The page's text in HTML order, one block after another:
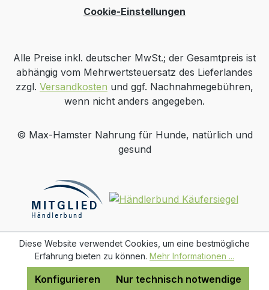
Cookie-Einstellungen
Alle Preise inkl. deutscher MwSt.; der Gesamtpreis ist
abhängig vom Mehrwertsteuersatz des Lieferlandes
zzgl. Versandkosten und ggf. Nachnahmegebühren,
wenn nicht anders angegeben.
© Max-Hamster Nahrung für Hunde, natürlich und
gesund
Diese Website verwendet Cookies, um eine bestmögliche
Erfahrung bieten zu können. Mehr Informationen ...
Nur technisch notwendige
Konfigurieren